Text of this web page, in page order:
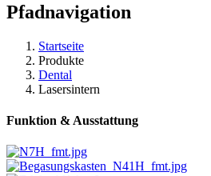
Pfadnavigation
Startseite
Produkte
Dental
Lasersintern
Funktion & Ausstattung